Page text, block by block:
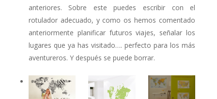
anteriores. Sobre este puedes escribir con el
rotulador adecuado, y como os hemos comentado
anteriormente planificar futuros viajes, señalar los
lugares que ya has visitado…. perfecto para los más
aventureros. Y después se puede borrar.